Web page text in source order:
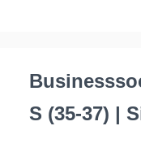
S (35-37) |